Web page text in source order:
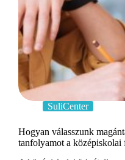
SuliCenter
Hogyan válasszunk
tanfolyamot a középiskolai